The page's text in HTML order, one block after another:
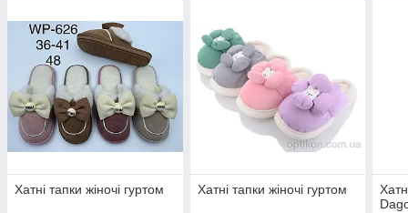
Хатні тапки жіночі гуртом Хатні тапки жіночі гуртом